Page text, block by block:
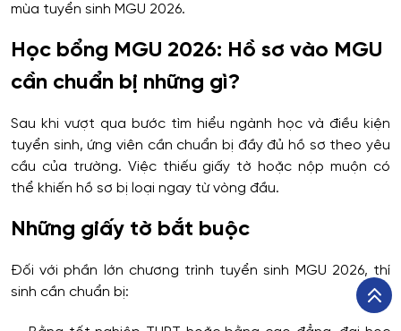
mùa tuyển sinh MGU 2026.
Học bổng MGU 2026: Hồ sơ vào MGU
cần chuẩn bị những gì?
Sau khi vượt qua bước tìm hiểu ngành học và điều kiện
tuyển sinh, ứng viên cần chuẩn bị đầy đủ hồ sơ theo yêu
cầu của trường. Việc thiếu giấy tờ hoặc nộp muộn có
thể khiến hồ sơ bị loại ngay từ vòng đầu.
Những giấy tờ bắt buộc
Đối với phần lớn chương trình tuyển sinh MGU 2026, thí
sinh cần chuẩn bị: